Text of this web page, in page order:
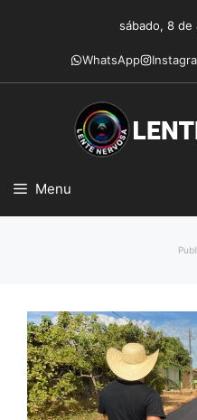
conteúdo
sábado, 8
WhatsApp
Menu